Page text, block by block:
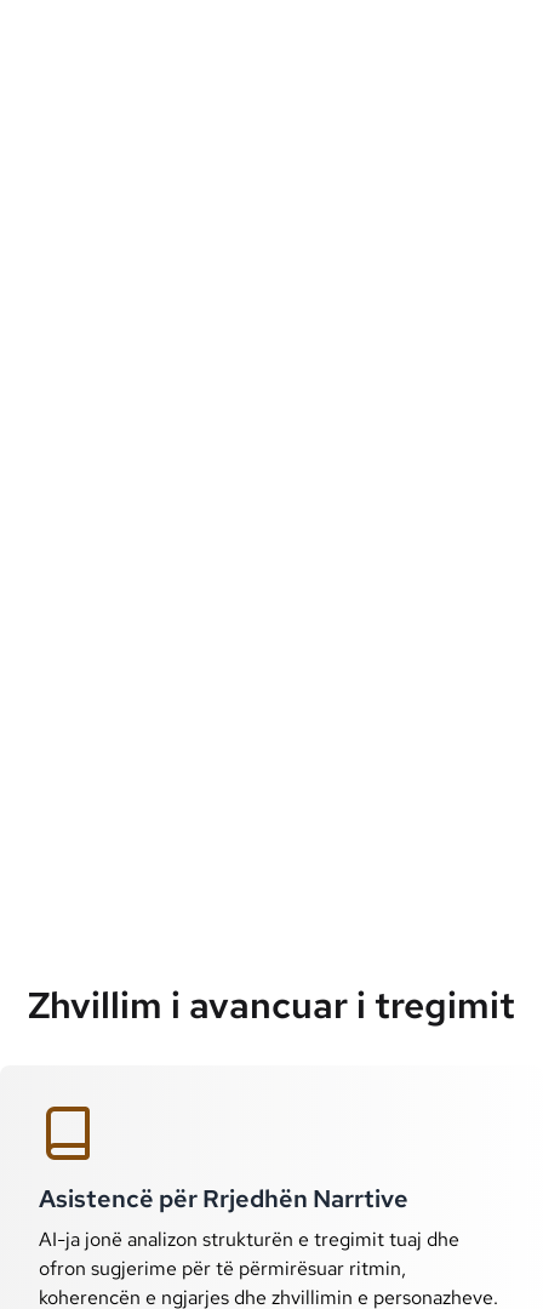
Zhvillim i avancuar i tregimit
Asistencë për Rrjedhën Narrtive
AI-ja jonë analizon strukturën e tregimit tuaj dhe
ofron sugjerime për të përmirësuar ritmin,
koherencën e ngjarjes dhe zhvillimin e personazheve.